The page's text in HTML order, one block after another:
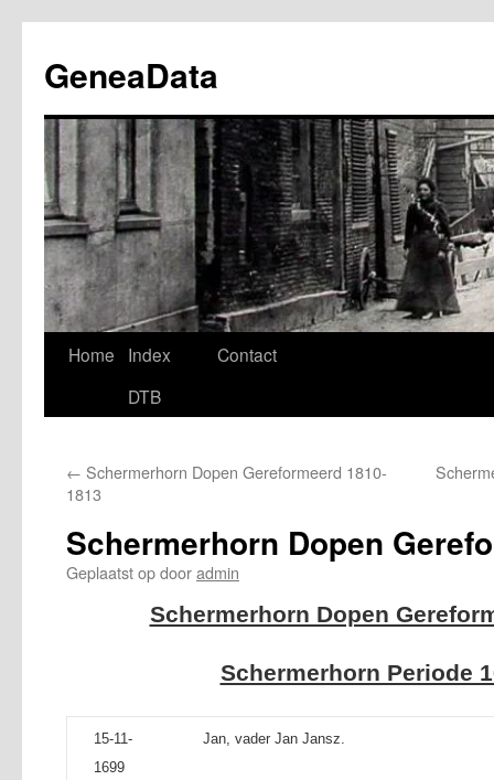
de
inhoud
GeneaData
Home
Index
DTB
Contact
← Schermerhorn Dopen Gereformeerd 1810-
1813
Schermerhorn Dopen
Geplaatst opdooradmin
Schermerhorn Dopen
Schermerhorn Periode
15-11-
1699
Jan, vader Jan Jansz.